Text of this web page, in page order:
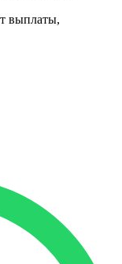
выплаты,